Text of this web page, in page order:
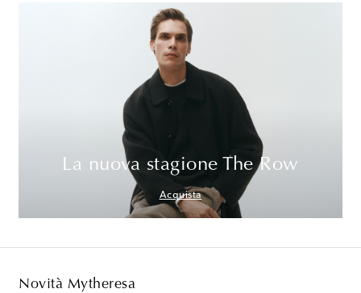
La nuova stagione The Row
Acquista
Novità Mytheresa